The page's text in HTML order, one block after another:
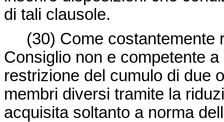
di tali clausole.
(30) Come costantemente
Consiglio non e competente
restrizione del cumulo di due
membri diversi tramite la
acquisita soltanto a norma